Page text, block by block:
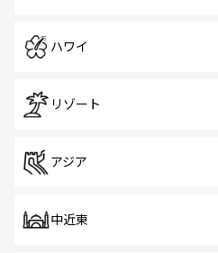
ハワイ
リゾート
アジア
中近東